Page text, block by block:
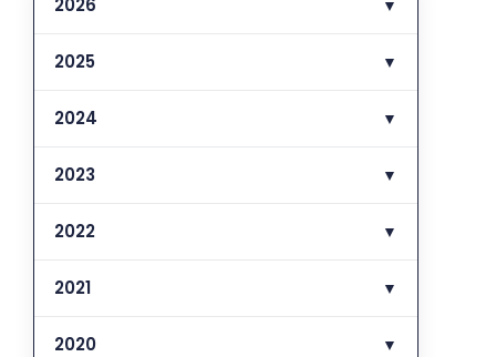
2026 ▼
2025 ▼
2024 ▼
2023 ▼
2022 ▼
2021 ▼
2020 ▼